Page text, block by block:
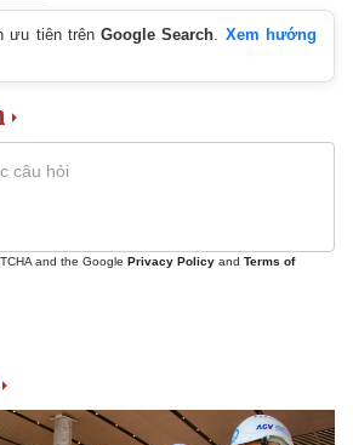
ưu tiên trênGoogle Search
Xem hướng
and the Google Privacy Policy and Terms of